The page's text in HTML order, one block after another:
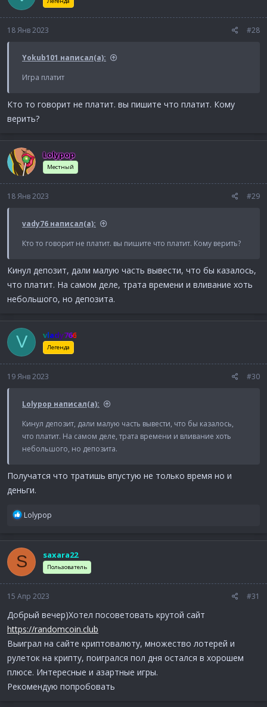
и
18 Янв 2023 #28
Yokub101 написал(а):
Игра платит
Кто то говорит не платит. вы пишите что платит. Кому
верить?
Lolypop
Местный
18 Янв 2023 #29
vady76 написал(а):
Кто то говорит не платит. вы пишите что платит. Кому верить?
Кинул депозит, дали малую часть вывести, что бы казалось,
что платит. На самом деле, трата времени и вливание хоть
небольшого, но депозита.
V vlady766
Легенда
19 Янв 2023 #30
Lolypop написал(а):
Кинул депозит, дали малую часть вывести, что бы казалось,
что платит. На самом деле, трата времени и вливание хоть
небольшого, но депозита.
Получатся что тратишь впустую не только время но и
деньги.
Р
к
ц
и
и
Lolypop
S saxara22
Пользователь
15 Апр 2023 #31
Добрый вечер)Хотел посоветовать крутой сайт
https://randomcoin.club
Выиграл на сайте криптовалюту, множество лотерей и
рулеток на крипту, поигрался пол дня остался в хорошем
плюсе. Интересные и азартные игры.
Рекомендую попробовать